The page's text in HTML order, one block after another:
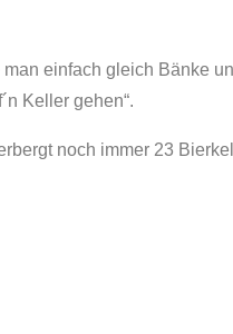
einfach gleich Bänke
Keller gehen“.
noch immer 23